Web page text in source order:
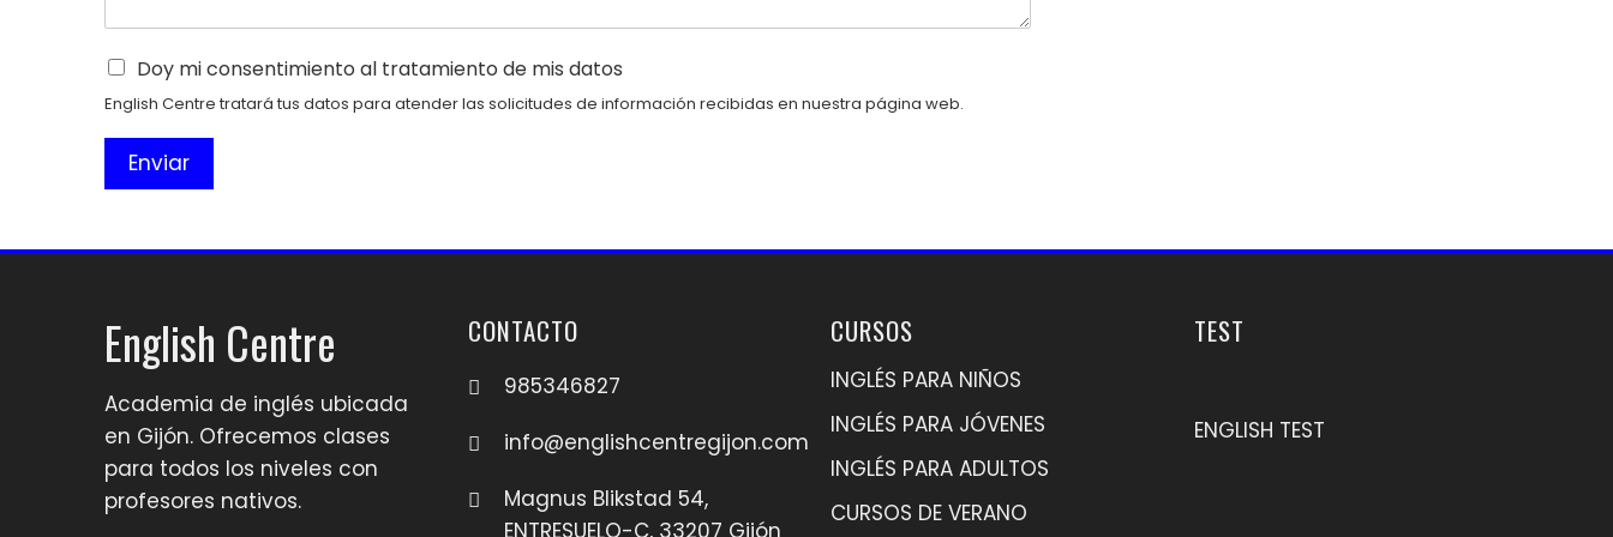
Doy mi consentimiento al tratamiento de mis datos
English Centre tratará tus datos para atender las solicitudes de información recibidas en nuestra página web.
Enviar
English Centre
Academia de inglés ubicada
en Gijón. Ofrecemos clases
para todos los niveles con
profesores nativos.
CONTACTO
985346827
info@englishcentregijon.com
Magnus Blikstad 54,
ENTRESUELO-C, 33207 Gijón
CURSOS
INGLÉS PARA NIÑOS
INGLÉS PARA JÓVENES
INGLÉS PARA ADULTOS
CURSOS DE VERANO
TEST
ENGLISH TEST